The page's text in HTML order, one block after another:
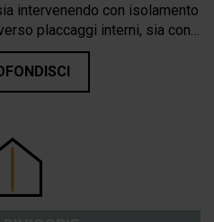
intervenendo con isolamento
placcaggi interni, sia con
intercapedine.